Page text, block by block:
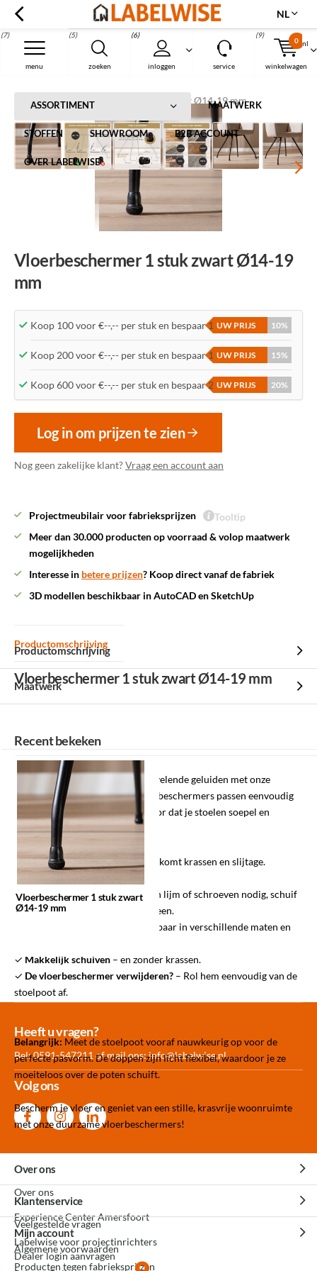
nl
zoeken
(5)
inloggen
(6)
menu
(7)
service winkelwagen
0
(9)
Menu
NL
ASSORTIMENT MAATWERK
STOFFEN SHOWROOM B2B ACCOUNT
OVER LABELWISE
Home Vloerbeschermer 1 stuk zwart Ø14-19 mm
Vloerbeschermer 1 stuk zwart Ø14-19
mm
Koop 100 voor €--,-- per stuk en bespaar 10%UW PRIJS 10%
Koop 200 voor €--,-- per stuk en bespaar 15%UW PRIJS 15%
Koop 600 voor €--,-- per stuk en bespaar 20%UW PRIJS 20%
Log in om prijzen te zien
Nog geen zakelijke klant?Vraag een account aan
Projectmeubilair voor fabrieksprijzen
Tooltip
Meer dan 30.000 producten op voorraad & volop maatwerk
mogelijkheden
Interesse in betere prijzen? Koop direct vanaf de fabriek
3D modellen beschikbaar in AutoCAD en SketchUp
Productomschrijving
Productomschrijving
Vloerbeschermer 1 stuk zwart Ø14-19 mm
Voorkom krassen, slijtage en vervelende geluiden met onze
vloerdoppen. Deze handige vloerbeschermers passen eenvoudig
om de stoelpoten en zorgen ervoor dat je stoelen soepel en
geruisloos over de vloer glijden.
✓Effectieve bescherming– Voorkomt krassen en slijtage.
✓Makkelijk te bevestigen– Geen lijm of schroeven nodig, schuif
ze eenvoudig om de stoelpoten heen.
– Verkrijgbaar in verschillende maten en
✓ Makkelijk schuiven – en zonder krassen.
✓ De vloerbeschermer verwijderen? – Rol hem eenvoudig van de
stoelpoot af.
Belangrijk: Meet de stoelpoot vooraf nauwkeurig op voor de
perfecte pasvorm. De doppen zijn licht flexibel, waardoor je ze
moeiteloos over de poten schuift.
Bescherm je vloer en geniet van een stille, krasvrije woonruimte
met onze duurzame vloerbeschermers!
Maatwerk
Recent bekeken
Vloerbeschermer 1 stuk zwart
Ø14-19 mm
Meer dan 30.000
producten op voorraad
Center Amersfoort
eigen fabriek
Heeft u vragen?
Bel: 0591-547211 of mail ons:info@labelwise.nl
Volg ons
Over ons
Over ons
Experience Center Amersfoort
Labelwise voor projectinrichters
Producten tegen fabrieksprijzen
Klantenservice
Veelgestelde vragen
Algemene voorwaarden
Mijn account
Dealer login aanvragen